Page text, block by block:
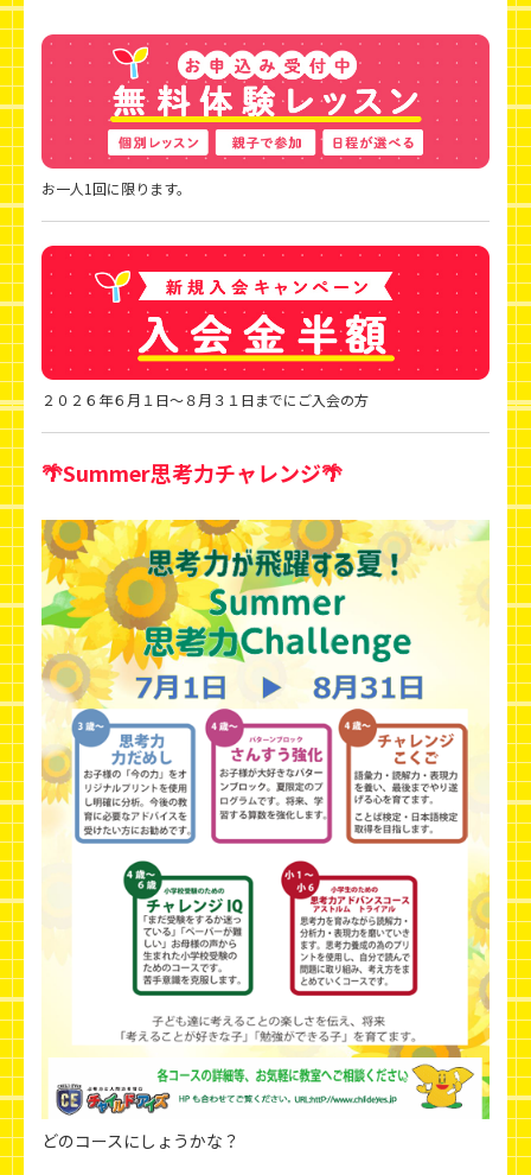
お一人1回に限ります。
２０２６年６月１日～８月３１日までにご入会の方
🌴Summer思考力チャレンジ🌴
どのコースにしょうかな？